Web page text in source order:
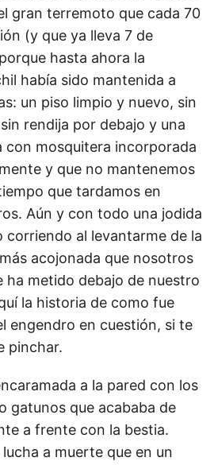
gran terremoto que cada 70
(y que ya lleva 7 de
hasta ahora la
había sido mantenida a
un piso limpio y nuevo, sin
rendija por debajo y una
con mosquitera incorporada
y que no mantenemos
que tardamos en
Aún y con todo una jodida
corriendo al levantarme de la
acojonada que nosotros
ha metido debajo de nuestro
la historia de como fue
engendro en cuestión, si te
pinchar.
a la pared con los
gatunos que acababa de
a frente con la bestia.
a muerte que en un